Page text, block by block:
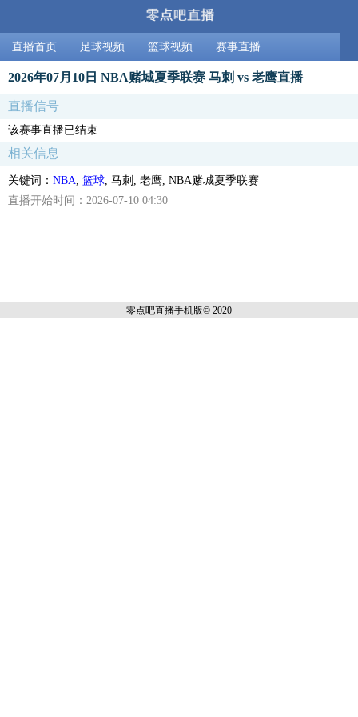
直播首页 足球视频 篮球视频 赛事直播
2026年07月10日 NBA赌城夏季联赛 马刺 vs 老鹰直播
直播信号
该赛事直播已结束
相关信息
关键词： NBA 篮球 , 马刺, 老鹰, NBA赌城夏季联赛
直播开始时间：2026-07-10 04:30
零点吧直播手机版© 2020